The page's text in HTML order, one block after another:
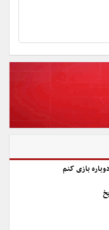
بازی کنم